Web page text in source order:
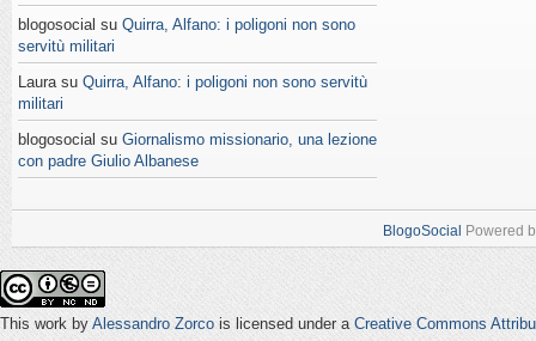
blogosocial su Quirra, Alfano: i poligoni non sono
servitù militari
Laura su Quirra, Alfano: i poligoni non sono servitù
militari
blogosocial su Giornalismo missionario, una lezione
con padre Giulio Albanese
BlogoSocial Powered
This work by Alessandro Zorco is licensed under a Creative Commons